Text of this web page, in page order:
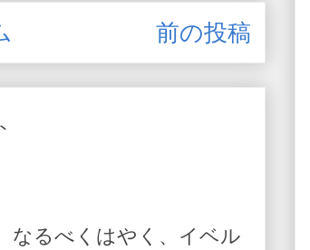
前の投稿
なるべくはやく、イベル